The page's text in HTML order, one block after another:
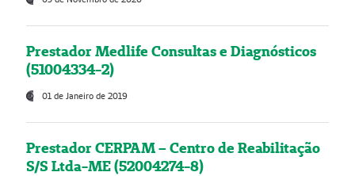
Prestador Medlife Consultas e Diagnósticos
(51004334-2)
01 de Janeiro de 2019
Prestador CERPAM – Centro de Reabilitação
S/S Ltda-ME (52004274-8)